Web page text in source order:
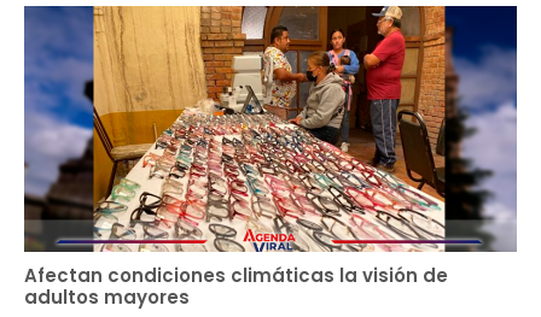
Afectan condiciones climáticas la visión de
adultos mayores